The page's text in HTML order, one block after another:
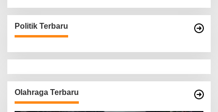
Politik Terbaru
Olahraga Terbaru